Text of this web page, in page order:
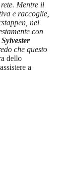
Mentre il
e raccoglie,
nel
con
che questo
dello
a